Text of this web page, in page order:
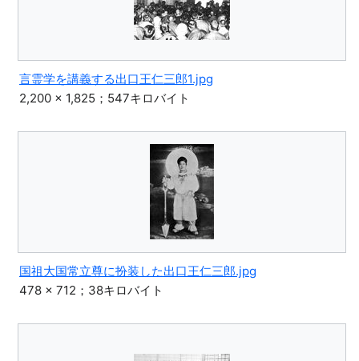
言霊学を講義する出口王仁三郎1.jpg
2,200 × 1,825；547キロバイト
国祖大国常立尊に扮装した出口王仁三郎.jpg
478 × 712；38キロバイト